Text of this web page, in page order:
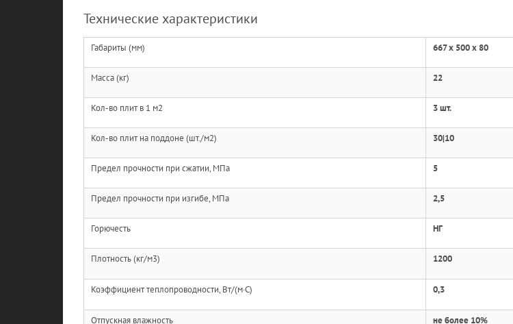
Технические характеристики
Габариты (мм) 667 x 500 x 80
Масса (кг) 22
Кол-во плит в 1 м2 3 шт.
Кол-во плит на поддоне (шт./м2) 30|10
Предел прочности при сжатии, МПа 5
Предел прочности при изгибе, МПа 2,5
Горючесть НГ
Плотность (кг/м3) 1200
Коэффициент теплопроводности, Вт/(м·С) 0,3
Отпускная влажность не более 10%